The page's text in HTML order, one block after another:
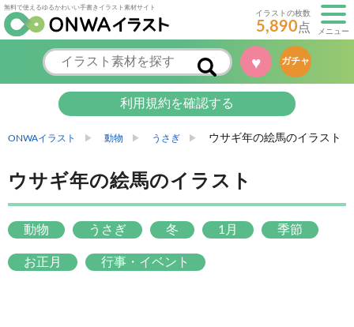
無料で使えるゆるかわいい手書きイラスト素材サイト
イラストの枚数
5,890点 メニュー
♥ ガチャ
利用規約を確認する
ONWAイラスト 動物 うさぎ ウサギ年の絵馬のイラスト
ウサギ年の絵馬のイラスト
動物 うさぎ 冬 1月 季節
お正月 行事・イベント